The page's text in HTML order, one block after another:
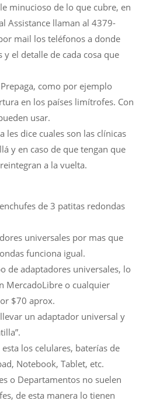
minucioso de lo que cubre, en
Assistance llaman al 4379-
mail los teléfonos a donde
y el detalle de cada cosa que
como por ejemplo
en los países limítrofes. Con
usar.
les dice cuales son las clínicas
y en caso de que tengan que
a la vuelta.
de 3 patitas redondas
universales por mas que
funciona igual.
de adaptadores universales, lo
MercadoLibre o cualquier
$70 aprox.
un adaptador universal y
los celulares, baterías de
Notebook, Tablet, etc.
o Departamentos no suelen
de esta manera lo tienen